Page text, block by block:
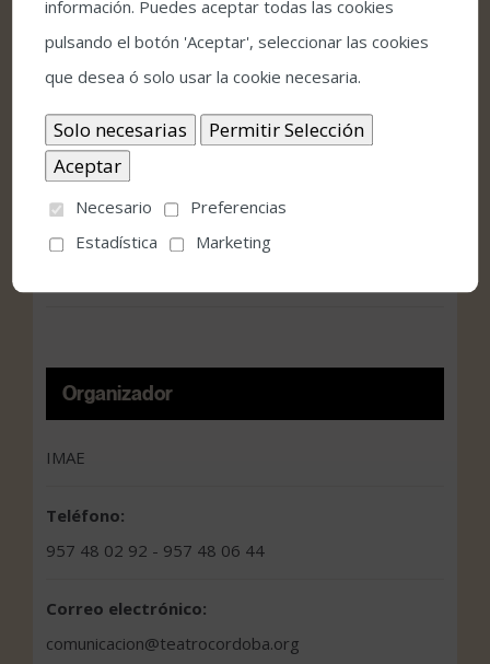
Fecha:
julio 7, 2023
Hora:
20:30
Precio:
Organizador
IMAE
Teléfono:
957 48 02 92 - 957 48 06 44
Correo electrónico:
comunicacion@teatrocordoba.org
información. Puedes aceptar todas las cookies
pulsando el botón 'Aceptar', seleccionar las cookies
que desea ó solo usar la cookie necesaria.
Necesario
Preferencias
Estadística
Marketing